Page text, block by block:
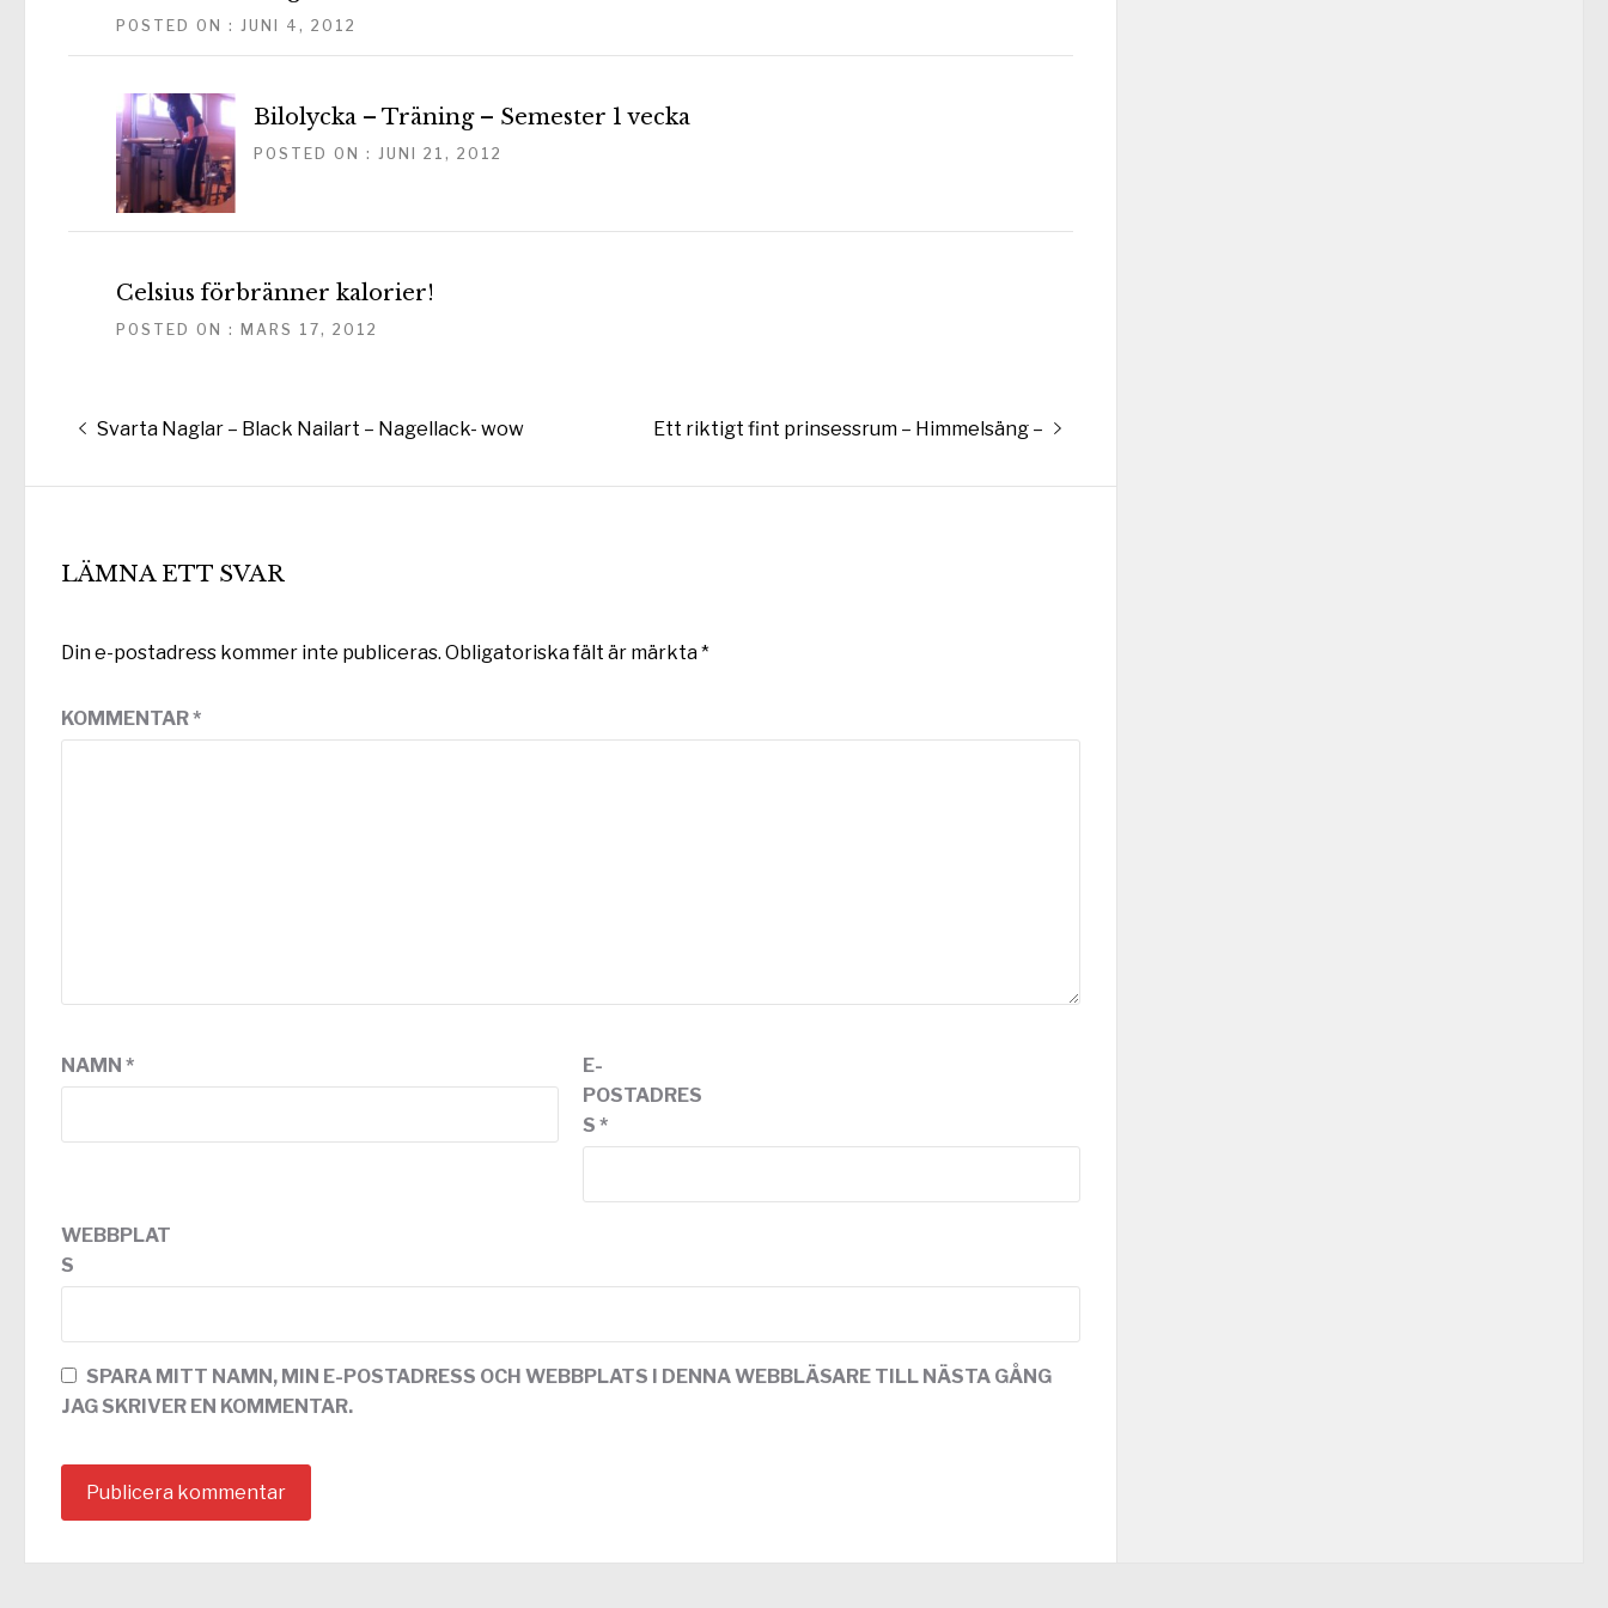
POSTED ON : JUNI 4, 2012
Bilolycka – Träning – Semester 1 vecka
POSTED ON : JUNI 21, 2012
Celsius förbränner kalorier!
POSTED ON : MARS 17, 2012
Inläggsnavigering
Föregående
Svarta Naglar – Black Nailart – Nagellack- wow
Nästa
Ett riktigt fint prinsessrum – Himmelsäng –
LÄMNA ETT SVAR
Din e-postadress kommer inte publiceras. Obligatoriska fält är märkta*
KOMMENTAR*
NAMN *
E-
POSTADRES
S *
WEBBPLAT
S
SPARA MITT NAMN, MIN E-POSTADRESS OCH WEBBPLATS I DENNA WEBBLÄSARE TILL NÄSTA GÅNG
JAG SKRIVER EN KOMMENTAR.